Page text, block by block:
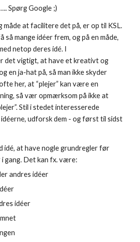
Spørg Google ;)
måde at facilitere det på, er op til KSL.
så mange idéer frem, og på en måde,
netop deres idé. I
det vigtigt, at have et kreativt og
en ja-hat på, så man ikke skyder
her, at “plejer” kan være en
så vær opmærksom på ikke at
Stil i stedet interesserede
idéerne, udforsk dem - og først til sidst
idé, at have nogle grundregler før
gang. Det kan fx. være:
andres idéer
idéer